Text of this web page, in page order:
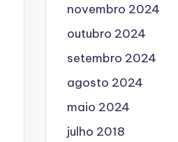
novembro 2024
outubro 2024
setembro 2024
agosto 2024
maio 2024
julho 2018